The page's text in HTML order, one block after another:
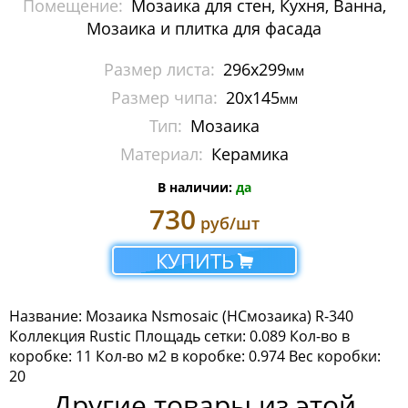
Мозаика Imagine Mosaic
Мозаика Irida
Мозаика Keramograd
Мозаика Mir Mosaic
Мозаика NSmosaic
Мозаика Crystal Series
Мозаика Econom Monocolor
Мозаика Econom Смеси
Мозаика Exclusive
Помещение: Мозаика для стен, Кухня, Ванна,
Мозаика и плитка для фасада
Размер листа: 296x299мм
Размер чипа: 20x145мм
Тип: Мозаика
Материал: Керамика
В наличии: да
730 руб/шт
КУПИТЬ
Название: Мозаика Nsmosaic (НСмозаика) R-340
Коллекция Rustic Площадь сетки: 0.089 Кол-во в
коробке: 11 Кол-во м2 в коробке: 0.974 Вес коробки:
20